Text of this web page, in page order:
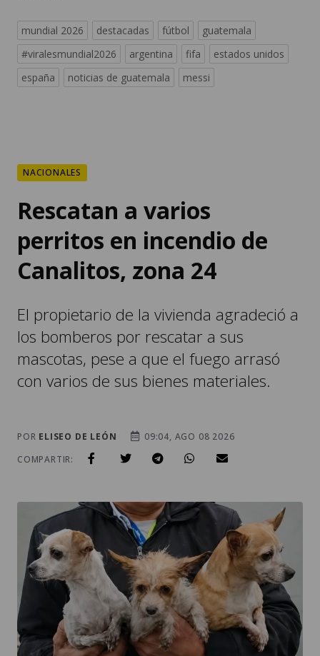
mundial 2026 destacadas fútbol
guatemala
#viralesmundial2026
argentina fifa
estados unidos
españa
noticias de guatemala messi
NACIONALES
Rescatan a varios
perritos en incendio de
Canalitos, zona 24
El propietario de la vivienda agradeció a
los bomberos por rescatar a sus
mascotas, pese a que el fuego arrasó
con varios de sus bienes materiales.
POR ELISEO DE LEÓN
09:04, AGO 08 2026
COMPARTIR: